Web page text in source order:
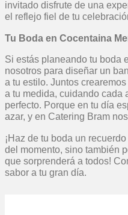
invitado disfrute de una
el reflejo fiel de tu
Tu Boda en Cocentaina
Si estás planeando tu boda
nosotros para diseñar un
a tu estilo. Juntos
a tu medida, cuidando cada
perfecto. Porque en tu día
azar, y en Catering Bram
¡Haz de tu boda un
del momento, sino también
que sorprenderá a todos!
sabor a tu gran día.